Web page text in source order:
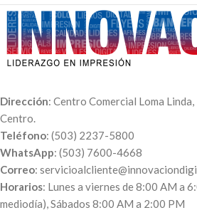
Dirección: Centro Comercial Loma
Centro.
Teléfono: (503) 2237-5800
WhatsApp: (503) 7600-4668
Correo:
Horarios: Lunes a viernes de 8:00 AM a
mediodía), Sábados 8:00 AM a 2:00 PM